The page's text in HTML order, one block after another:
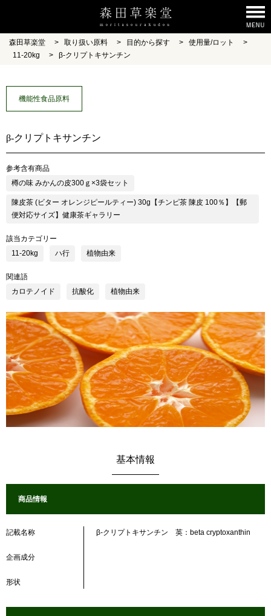
森田草楽堂 > 取り扱い原料 > 目的から探す > 使用量/ロット
>
11-20kg
> β-クリプトキサンチン
機能性食品原料
β-クリプトキサンチン
参考含有商品
樽の味 みかんの皮300ｇ×3袋セット
陳皮茶 (ビター オレンジピールティー) 30g【チンピ茶 陳皮 100％】【郵
便対応サイズ】健康茶ギャラリー
該当カテゴリー
11-20kg
ハ行 植物由来
関連語
カロテノイド
抗酸化 植物由来
基本情報
商品情報
記載名称 β-クリプトキサンチン 英：beta cryptoxanthin
企画成分
形状